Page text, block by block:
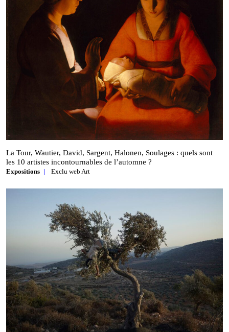
La Tour, Wautier, David, Sargent, Halonen, Soulages : quels sont
les 10 artistes incontournables de l’automne ?
Expositions Exclu web Art